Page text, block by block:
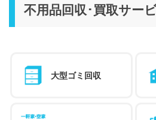
不用品回収･買取サー
大型ゴミ回収